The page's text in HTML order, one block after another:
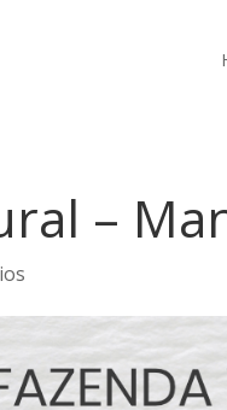
–